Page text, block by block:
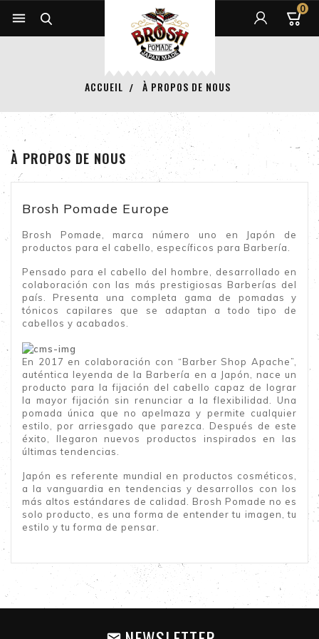
0

ACCUEIL À PROPOS DE NOUS
À PROPOS DE NOUS
Brosh Pomade Europe
Brosh Pomade, marca número uno en Japón de
productos para el cabello, específicos para Barbería.
Pensado para el cabello del hombre, desarrollado en
colaboración con las más prestigiosas Barberías del
país. Presenta una completa gama de pomadas y
tónicos capilares que se adaptan a todo tipo de
cabellos y acabados.
En 2017 en colaboración con “Barber Shop Apache”,
auténtica leyenda de la Barbería en a Japón, nace un
producto para la fijación del cabello capaz de lograr
la mayor fijación sin renunciar a la flexibilidad. Una
pomada única que no apelmaza y permite cualquier
estilo, por arriesgado que parezca. Después de este
éxito, llegaron nuevos productos inspirados en las
últimas tendencias.
Japón es referente mundial en productos cosméticos,
a la vanguardia en tendencias y desarrollos con los
más altos estándares de calidad. Brosh Pomade no es
solo producto, es una forma de entender tu imagen, tu
estilo y tu forma de pensar.